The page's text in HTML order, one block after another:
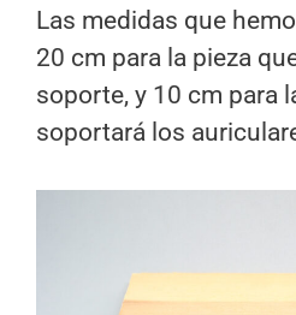
Las medidas que
20 cm para la pieza
soporte, y 10 cm para
soportará los